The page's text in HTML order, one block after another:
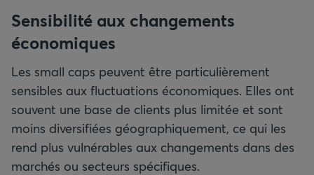
Sensibilité aux changements
économiques
Les small caps peuvent être particulièrement
sensibles aux fluctuations économiques. Elles ont
souvent une base de clients plus limitée et sont
moins diversifiées géographiquement, ce qui les
rend plus vulnérables aux changements dans des
marchés ou secteurs spécifiques.